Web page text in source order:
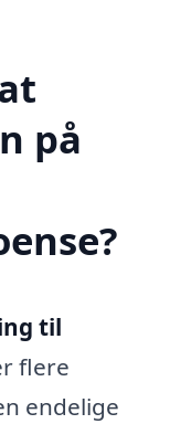
på
til
flere
endelige